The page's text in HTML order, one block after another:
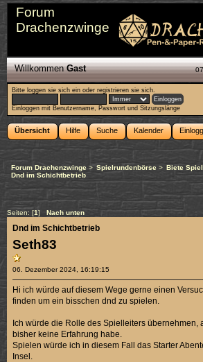
Forum
Drachenzwinge
WillkommenGast
Bitte loggen sie sich ein oderregistrieren sie sich.
Einloggen mit Benutzername, Passwort und Sitzungslänge
Übersicht Hilfe Suche Kalender
Forum Drachenzwinge > Spielrundenbörse> Biete
Dnd im Schichtbetrieb
Seiten: [1] Nach unten
Seth83
06. Dezember 2024, 16:19:15
Dnd im Schichtbetrieb
Hi ich würde auf diesem Wege gerne einen
finden um ein bisschen dnd zu spielen.
Ich würde die Rolle des Spielleiters übernehmen,
bisher keine Erfahrung habe.
Spielen würde ich in diesem Fall das Starter
Insel.